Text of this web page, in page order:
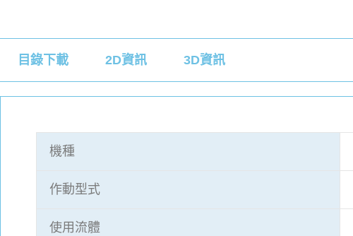
目錄下載 2D資訊 3D資訊
機種
作動型式
使用流體